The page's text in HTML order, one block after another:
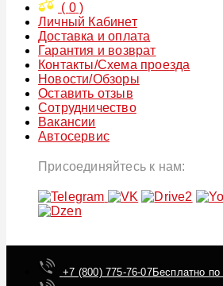
( 0)
Личный Кабинет
Доставка и оплата
Гарантия и возврат
Контакты/Схема проезда
Новости/Обзоры
Оставить отзыв
Сотрудничество
Вакансии
Автосервис
Присоединяйтесь к нам:
+7 (800) 775-76-07Бесплатно по